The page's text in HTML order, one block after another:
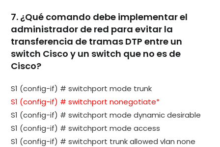
7. ¿Qué comando debe implementar el
administrador de red para evitar la
transferencia de tramas DTP entre un
switch Cisco y un switch que no es de
Cisco?
S1 (config-if) # switchport mode trunk
S1 (config-if) # switchport nonegotiate*
S1 (config-if) # switchport mode dynamic desirable
S1 (config-if) # switchport mode access
S1 (config-if) # switchport trunk allowed vlan none